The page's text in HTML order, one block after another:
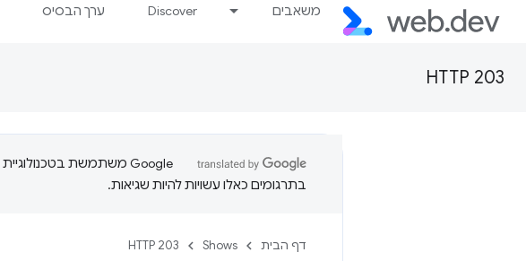
משאבים Discover ערך הבסיס
HTTP 203
בתרגומים כאלו עשויות להיות שגיאות.
דף הבית Shows
HTTP 203